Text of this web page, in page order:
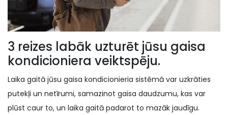
3 reizes labāk uzturēt jūsu gaisa
kondicioniera veiktspēju.
Laika gaitā jūsu gaisa kondicionieria sistēmā var uzkrāties
putekļi un netīrumi, samazinot gaisa daudzumu, kas var
plūst caur to, un laika gaitā padarot to mazāk jaudīgu.